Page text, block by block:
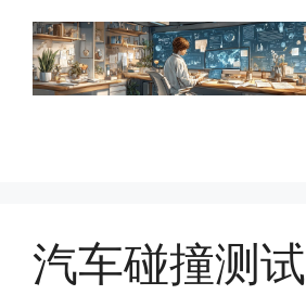
汽车碰撞测试